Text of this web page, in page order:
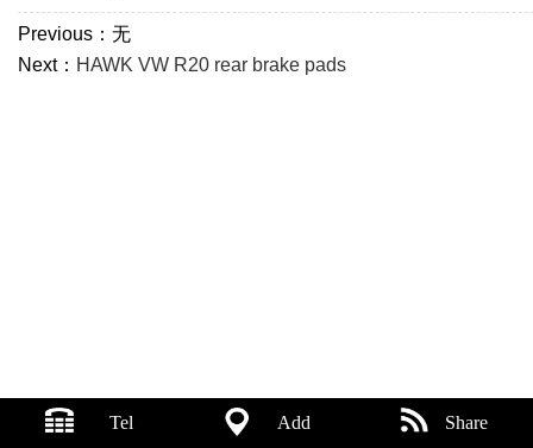
Previous：无
Next： HAWK VW R20 rear brake pads
Tel Add Share